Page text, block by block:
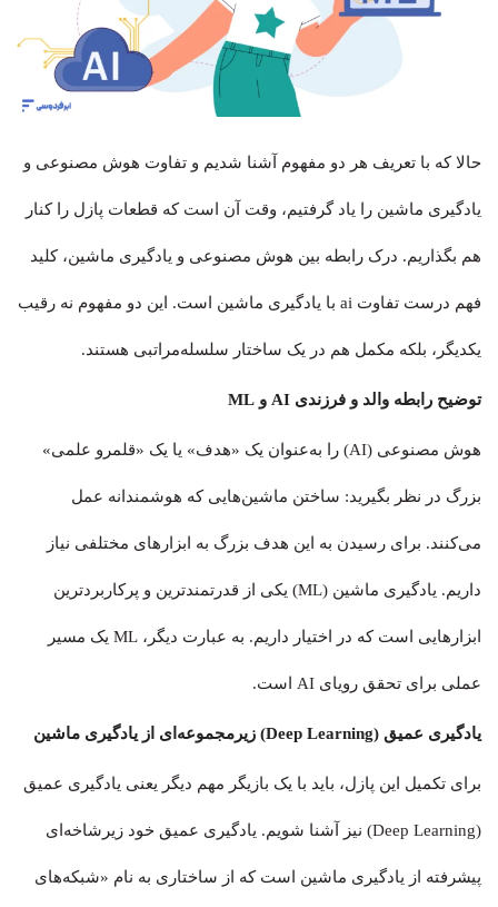
حالا که با تعریف هر دو مفهوم آشنا شدیم و تفاوت هوش مصنوعی و
یادگیری ماشین را یاد گرفتیم، وقت آن است که قطعات پازل را کنار
هم بگذاریم. درک رابطه بین هوش مصنوعی و یادگیری ماشین، کلید
فهم درست تفاوت ai با یادگیری ماشین است. این دو مفهوم نه رقیب
یکدیگر، بلکه مکمل هم در یک ساختار سلسله‌مراتبی هستند.
توضیح رابطه والد و فرزندی AI و ML
هوش مصنوعی (AI) را به‌عنوان یک «هدف» یا یک «قلمرو علمی»
بزرگ در نظر بگیرید: ساختن ماشین‌هایی که هوشمندانه عمل
می‌کنند. برای رسیدن به این هدف بزرگ به ابزارهای مختلفی نیاز
داریم. یادگیری ماشین (ML) یکی از قدرتمندترین و پرکاربردترین
ابزارهایی است که در اختیار داریم. به عبارت دیگر، ML یک مسیر
عملی برای تحقق رویای AI است.
یادگیری عمیق (Deep Learning) زیرمجموعه‌ای از یادگیری ماشین
برای تکمیل این پازل، باید با یک بازیگر مهم دیگر یعنی یادگیری عمیق
(Deep Learning) نیز آشنا شویم. یادگیری عمیق خود زیرشاخه‌ای
پیشرفته از یادگیری ماشین است که از ساختاری به نام «شبکه‌های